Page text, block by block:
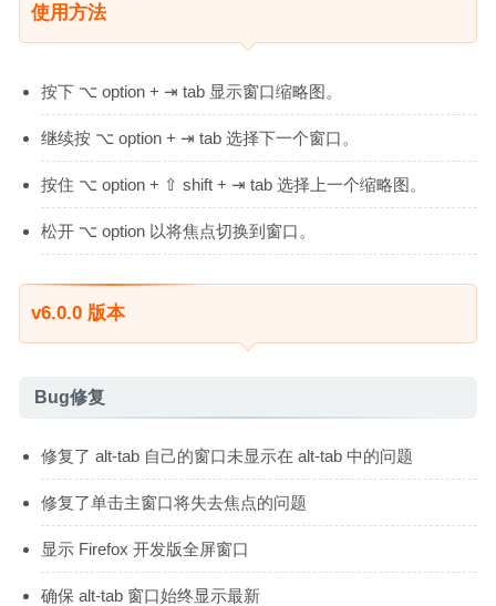
使用方法
按下 ⌥ option + ⇥ tab 显示窗口缩略图。
继续按 ⌥ option + ⇥ tab 选择下一个窗口。
按住 ⌥ option + ⇧ shift + ⇥ tab 选择上一个缩略图。
松开 ⌥ option 以将焦点切换到窗口。
v6.0.0 版本
Bug修复
修复了 alt-tab 自己的窗口未显示在 alt-tab 中的问题
修复了单击主窗口将失去焦点的问题
显示 Firefox 开发版全屏窗口
确保 alt-tab 窗口始终显示最新